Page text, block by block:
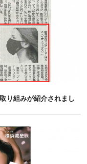
り組みが紹介されまし